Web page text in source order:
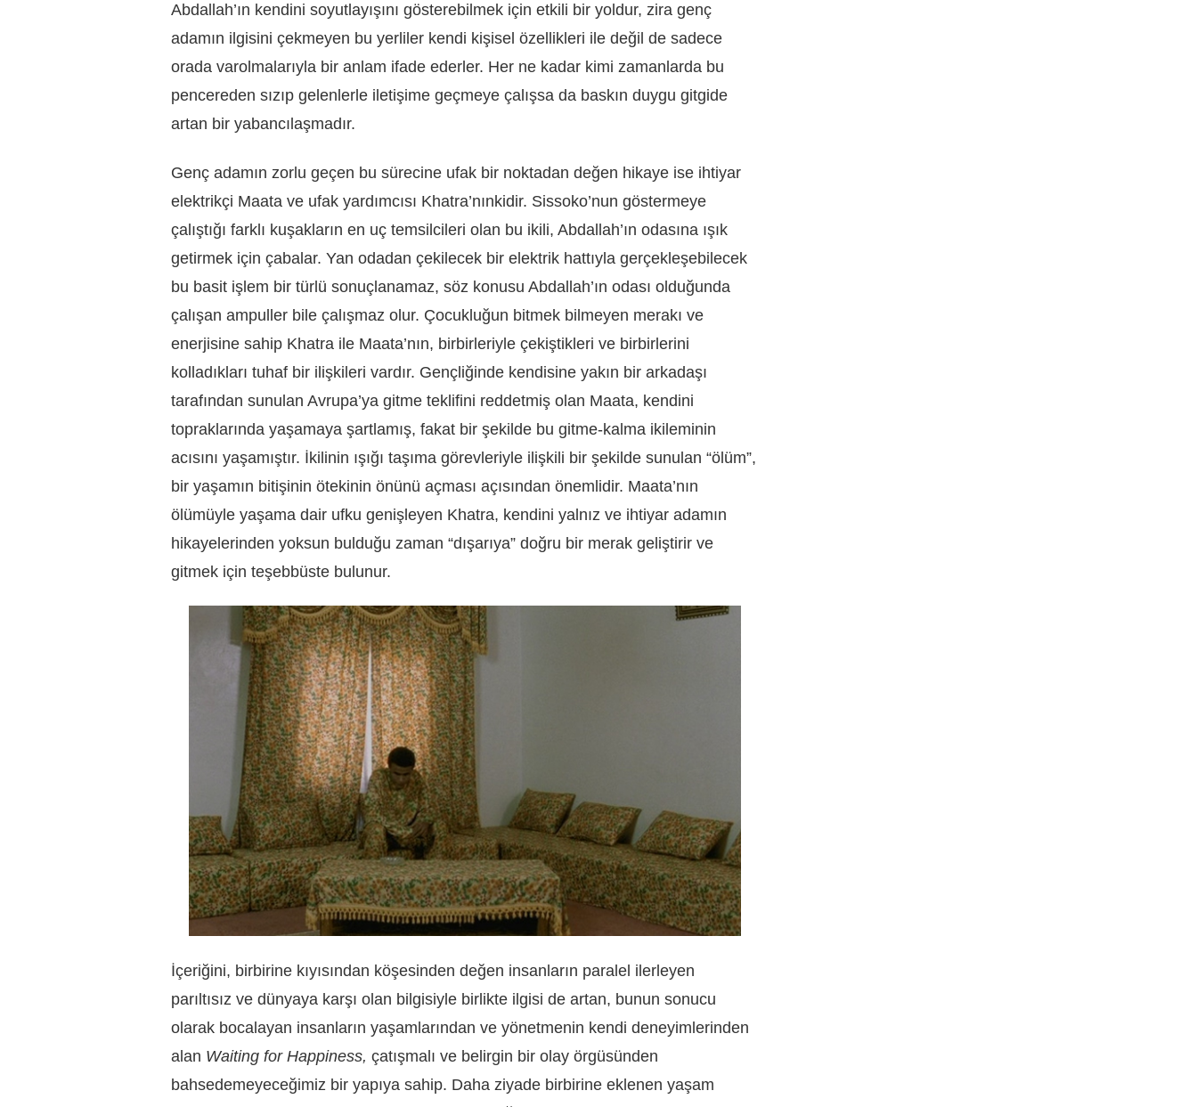
Abdallah’ın kendini soyutlayışını gösterebilmek için etkili bir yoldur, zira genç
adamın ilgisini çekmeyen bu yerliler kendi kişisel özellikleri ile değil de sadece
orada varolmalarıyla bir anlam ifade ederler. Her ne kadar kimi zamanlarda bu
pencereden sızıp gelenlerle iletişime geçmeye çalışsa da baskın duygu gitgide
artan bir yabancılaşmadır.
Genç adamın zorlu geçen bu sürecine ufak bir noktadan değen hikaye ise ihtiyar
elektrikçi Maata ve ufak yardımcısı Khatra’nınkidir. Sissoko’nun göstermeye
çalıştığı farklı kuşakların en uç temsilcileri olan bu ikili, Abdallah’ın odasına ışık
getirmek için çabalar. Yan odadan çekilecek bir elektrik hattıyla gerçekleşebilecek
bu basit işlem bir türlü sonuçlanamaz, söz konusu Abdallah’ın odası olduğunda
çalışan ampuller bile çalışmaz olur. Çocukluğun bitmek bilmeyen merakı ve
enerjisine sahip Khatra ile Maata’nın, birbirleriyle çekiştikleri ve birbirlerini
kolladıkları tuhaf bir ilişkileri vardır. Gençliğinde kendisine yakın bir arkadaşı
tarafından sunulan Avrupa’ya gitme teklifini reddetmiş olan Maata, kendini
topraklarında yaşamaya şartlamış, fakat bir şekilde bu gitme-kalma ikileminin
acısını yaşamıştır. İkilinin ışığı taşıma görevleriyle ilişkili bir şekilde sunulan “ölüm”,
bir yaşamın bitişinin ötekinin önünü açması açısından önemlidir. Maata’nın
ölümüyle yaşama dair ufku genişleyen Khatra, kendini yalnız ve ihtiyar adamın
hikayelerinden yoksun bulduğu zaman “dışarıya” doğru bir merak geliştirir ve
gitmek için teşebbüste bulunur.
İçeriğini, birbirine kıyısından köşesinden değen insanların paralel ilerleyen
parıltısız ve dünyaya karşı olan bilgisiyle birlikte ilgisi de artan, bunun sonucu
olarak bocalayan insanların yaşamlarından ve yönetmenin kendi deneyimlerinden
alan Waiting for Happiness, çatışmalı ve belirgin bir olay örgüsünden
bahsedemeyeceğimiz bir yapıya sahip. Daha ziyade birbirine eklenen yaşam